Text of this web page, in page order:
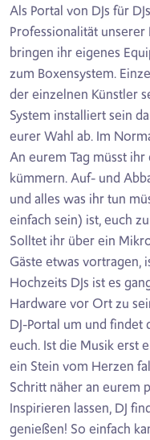
Als Portal von DJs für
Professionalität
bringen ihr eigenes
zum Boxensystem.
der einzelnen Künstler
System installiert sein
eurer Wahl ab. Im
An eurem Tag müsst
kümmern. Auf- und
und alles was ihr tun
einfach sein) ist, euch
Solltet ihr über ein
Gäste etwas vortragen,
Hochzeits DJs ist es
Hardware vor Ort zu
DJ-Portal um und
euch. Ist die Musik erst
ein Stein vom Herzen
Schritt näher an eurem
Inspirieren lassen, DJ
genießen! So einfach